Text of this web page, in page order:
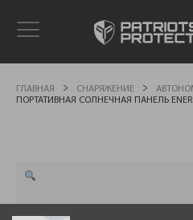
ГЛАВНАЯ СНАРЯЖЕНИЕ
ПОРТАТИВНАЯ СОЛНЕЧНАЯ ПАНЕЛЬ